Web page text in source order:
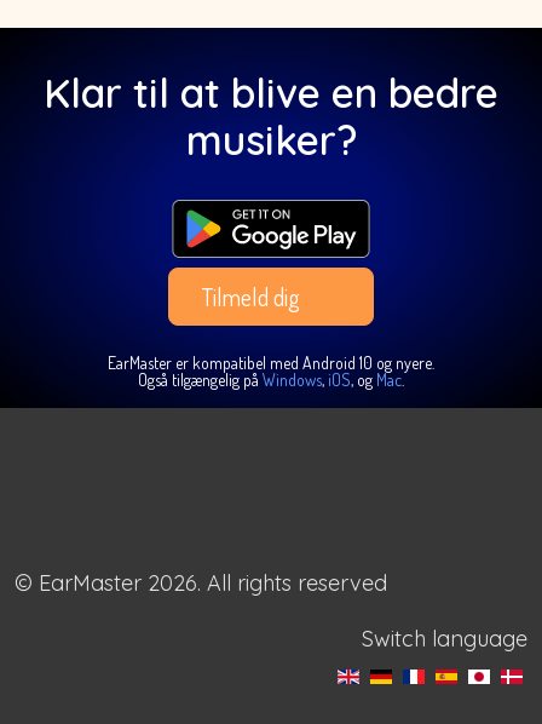
Klar til at blive en bedre
musiker?
Tilmeld dig
EarMaster er kompatibel med Android 10 og nyere.
Også tilgængelig på Windows,iOS, og Mac
© EarMaster 2026. All rights reserved
Switch language